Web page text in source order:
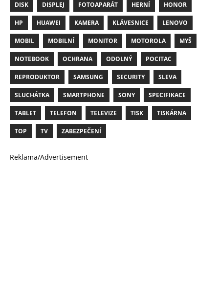
DISK DISPLEJ FOTOAPARÁT HERNÍ HONOR
HP HUAWEI KAMERA KLÁVESNICE LENOVO
MOBIL MOBILNÍ MONITOR MOTOROLA MYŠ
NOTEBOOK OCHRANA ODOLNÝ POCITAC
REPRODUKTOR SAMSUNG SECURITY SLEVA
SLUCHÁTKA SMARTPHONE SONY SPECIFIKACE
TABLET TELEFON TELEVIZE TISK TISKÁRNA
TOP TV ZABEZPEČENÍ
Reklama/Advertisement